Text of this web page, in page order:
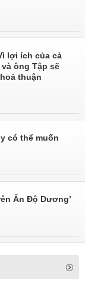
lợi ích của cả
ông Tập sẽ
thuận
có thể muốn
Ấn Độ Dương’